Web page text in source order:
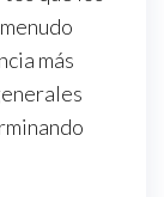
más